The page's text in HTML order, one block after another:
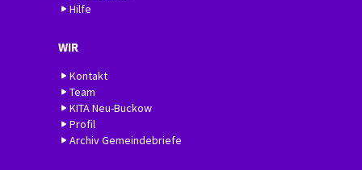
Hilfe
WIR
Kontakt
Team
KITA Neu-Buckow
Profil
Archiv Gemeindebriefe